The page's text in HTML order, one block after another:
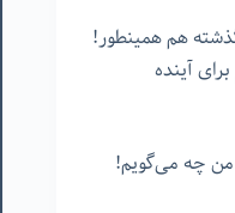
گذشته هم همینطور!
آینده
چه می‌گویم!